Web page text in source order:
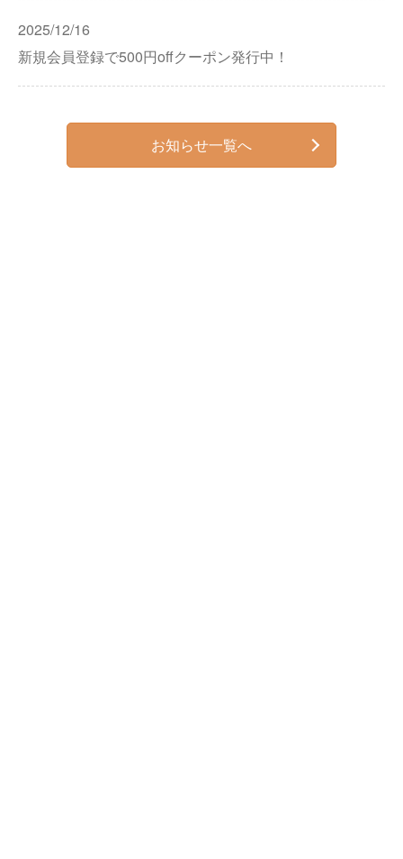
2025/12/16
新規会員登録で500円offクーポン発行中！
お知らせ一覧へ